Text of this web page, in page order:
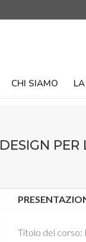
CHI SIAMO
DESIGN
Titolo del corso: